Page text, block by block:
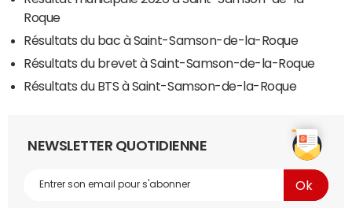
Roque
Résultats du bac à Saint-Samson-de-la-Roque
Résultats du brevet à Saint-Samson-de-la-Roque
Résultats du BTS à Saint-Samson-de-la-Roque
NEWSLETTER QUOTIDIENNE